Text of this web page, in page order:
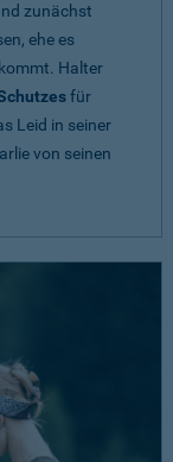
zunächst
ehe es
Halter
für
Leid in seiner
von seinen